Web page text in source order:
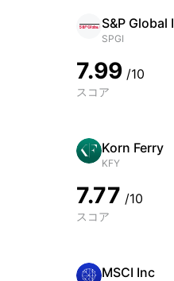
S&P Global
SPGI
7.99 /10
スコア
Korn Ferry
KFY
7.77 /10
スコア
MSCI Inc